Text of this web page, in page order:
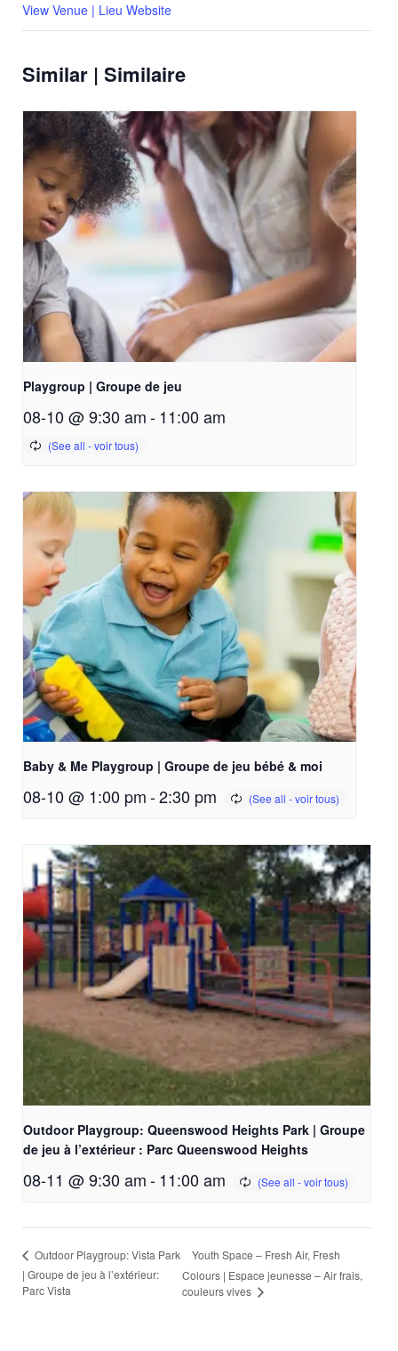
View Venue | Lieu Website
Similar | Similaire
Playgroup | Groupe de jeu
08-10 @ 9:30 am-11:00 am
Baby & Me Playgroup | Groupe de jeu bébé & moi
08-10 @ 1:00 pm-2:30 pm
Outdoor Playgroup: Queenswood Heights Park | Groupe
de jeu à l’extérieur : Parc Queenswood Heights
08-11 @ 9:30 am-11:00 am
Outdoor Playgroup: Vista Park
| Groupe de jeu à l’extérieur:
Parc Vista
Youth Space – Fresh Air, Fresh
Colours | Espace jeunesse – Air frais,
couleurs vives